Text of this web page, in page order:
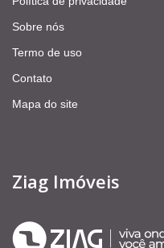
Sobre nós
Termo de uso
Contato
Mapa do site
Ziag Imóveis